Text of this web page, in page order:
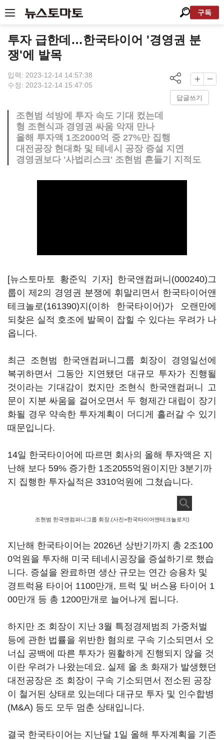
구독
투자 급한데…한국타이어 '경영권 분
쟁'에 발목
입력: 2023-12-14 14:57:38
수정: 2023-12-14 15:47:05
답글쓰기
조현범 석방에 투자 속도 기대 컸는데
형 조현식과 경영권 싸움 악재 만나
올해 투자액 1조2000억 중 27%만 집행
대전공장 현대화 및 테네시 공장 증설 지연
경영권보다 '사법리스크' 조현범 흔들기 지적도
[뉴스토마토 황준익 기자] 한국앤컴퍼니(000240)그
룹이 제2의 경영권 분쟁에 휘말리면서 한국타이어앤
테크놀로(161390)지(이하 한국타이어)가 오랜만에
되찾은 실적 호조에 발목이 잡힐 수 있다는 우려가 나
옵니다.
최근 조현범 한국앤컴퍼니그룹 회장이 경영일선에
복귀하면서 그동안 지연됐던 대규모 투자가 진행될
것이라는 기대감이 컸지만 조현식 한국앤컴퍼니 고
문이 지분 싸움을 걸어오면서 두 형제간 대립이 장기
화될 경우 약속한 투자계획이 더디게 흘러갈 수 있기
때문입니다.
14일 한국타이어에 따르면 회사의 올해 투자액은 지
난해 보다 59% 증가한 1조2055억원이지만 3분기까
지 집행한 투자실적은 3310억원에 그쳤습니다.
조현범 한국앤컴퍼니그룹 회장.(사진=한국타이어앤테크놀로지)
지난해 한국타이어는 2026년 상반기까지 총 2조100
0억원을 투자해 미국 테네시공장을 증설하기로 했습
니다. 증설을 완료하면 생산 규모는 연간 승용차 및
경트럭용 타이어 1100만개, 트럭 및 버스용 타이어 1
00만개 등 총 1200만개로 늘어나게 됩니다.
하지만 조 회장이 지난 3월 특정경제범죄 가중처벌
등에 관한 법률을 위반한 혐의로 구속 기소되면서 오
너십 공백에 따른 투자가 원활하게 진행되지 않을 것
이란 우려가 나왔는데요. 실제 올 초 화재가 발생했던
대전공장은 조 회장이 구속 기소되면서 전소된 공장
이 철거된 상태로 있는데다 대규모 투자 및 인수합병
(M&A) 등도 모두 멈춘 상태입니다.
결국 한국타이어는 지난달 1일 올해 투자계획을 기존